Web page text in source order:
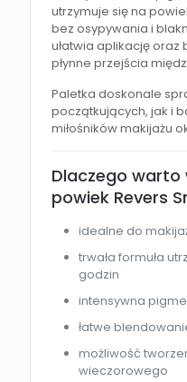
utrzymuje się na
bez osypywania i
ułatwia aplikację
płynne przejścia
Paletka doskonale
początkujących, jak i
miłośników makijażu
Dlaczego warto
powiek Revers
idealne do
trwała formuła
godzin
intensywna
łatwe
możliwość
wieczorowego